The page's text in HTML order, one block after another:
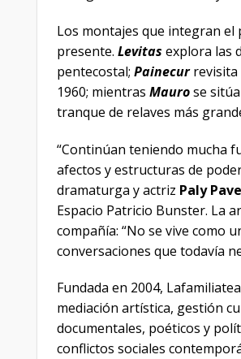
Los montajes que integran
presente. Levitas explora las
pentecostal; Painecurrevisita
1960; mientras Maurose
tranque de relaves más
“Continúan teniendo mucha
afectos y estructuras de
dramaturga y actriz Paly
Espacio Patricio Bunster. La
compañía: “No se vive como
conversaciones que todavía
Fundada en 2004,
mediación artística, gestión
documentales, poéticos y
conflictos sociales